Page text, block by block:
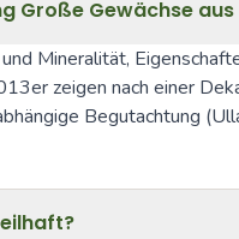
Große Gewächse
Mineralität,
zeigen nach einer
Begutachtung